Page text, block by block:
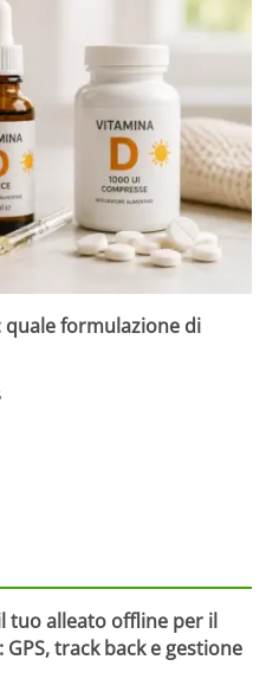
quale formulazione di
tuo alleato offline per il
GPS, track back e gestione